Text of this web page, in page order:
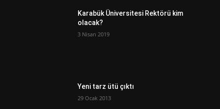
Karabük Üniversitesi Rektörü kim
olacak?
3 Nisan 2019
Yeni tarz ütü çıktı
29 Ocak 2013